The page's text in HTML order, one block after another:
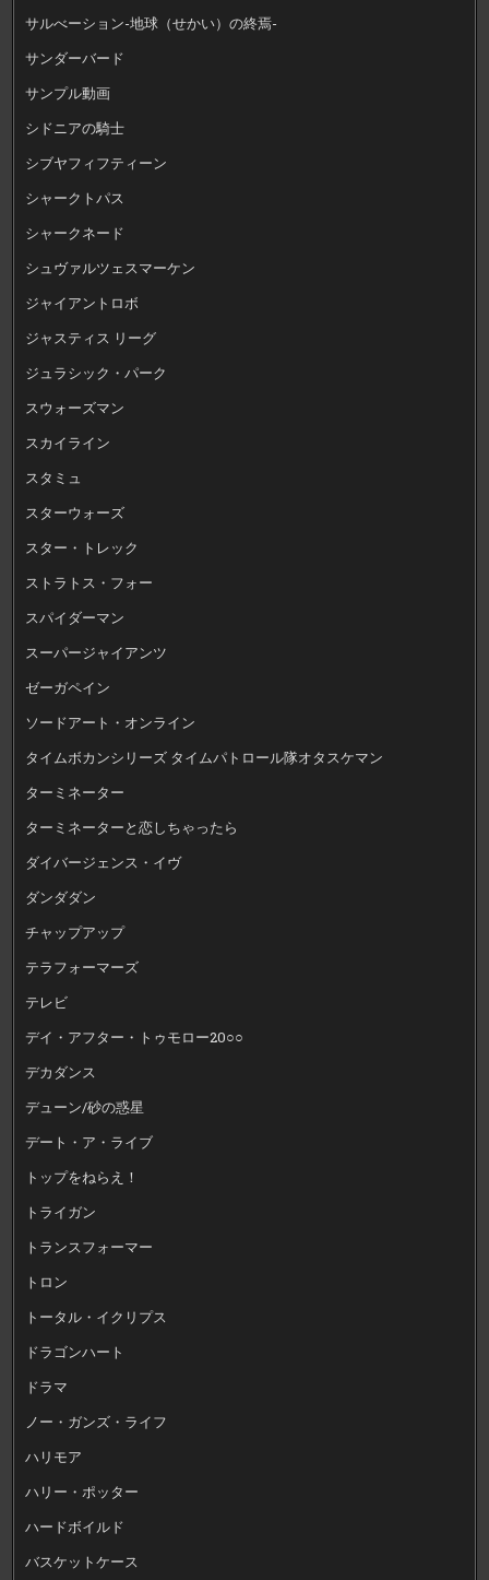
サルべーション-地球（せかい）の終焉-
サンダーバード
サンプル動画
シドニアの騎士
シブヤフィフティーン
シャークトパス
シャークネード
シュヴァルツェスマーケン
ジャイアントロボ
ジャスティス リーグ
ジュラシック・パーク
スウォーズマン
スカイライン
スタミュ
スターウォーズ
スター・トレック
ストラトス・フォー
スパイダーマン
スーパージャイアンツ
ゼーガペイン
ソードアート・オンライン
タイムボカンシリーズ タイムパトロール隊オタスケマン
ターミネーター
ターミネーターと恋しちゃったら
ダイバージェンス・イヴ
ダンダダン
チャップアップ
テラフォーマーズ
テレビ
デイ・アフター・トゥモロー20○○
デカダンス
デューン/砂の惑星
デート・ア・ライブ
トップをねらえ！
トライガン
トランスフォーマー
トロン
トータル・イクリプス
ドラゴンハート
ドラマ
ノー・ガンズ・ライフ
ハリモア
ハリー・ポッター
ハードボイルド
バスケットケース